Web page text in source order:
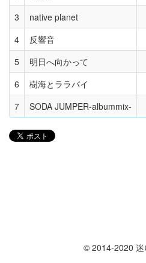
3
native planet
4
反響音
5
明日へ向かって
6
樹海とララバイ
7
SODA JUMPER-albummix-
© 2014-2020 迷